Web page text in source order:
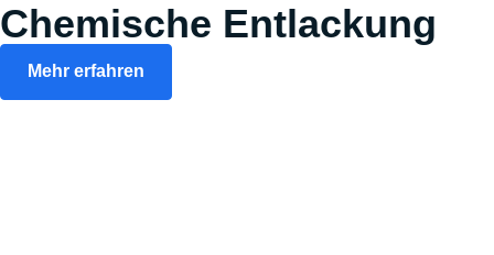
Chemische Entlackung
Mehr erfahren